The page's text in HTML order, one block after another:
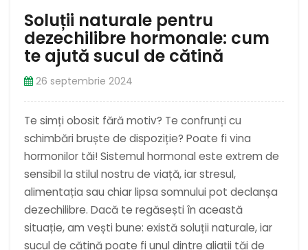
Soluții naturale pentru
dezechilibre hormonale: cum
te ajută sucul de cătină
26 septembrie 2024
Te simți obosit fără motiv? Te confrunți cu
schimbări bruște de dispoziție? Poate fi vina
hormonilor tăi! Sistemul hormonal este extrem de
sensibil la stilul nostru de viață, iar stresul,
alimentația sau chiar lipsa somnului pot declanșa
dezechilibre. Dacă te regăsești în această
situație, am vești bune: există soluții naturale, iar
sucul de cătină poate fi unul dintre aliații tăi de